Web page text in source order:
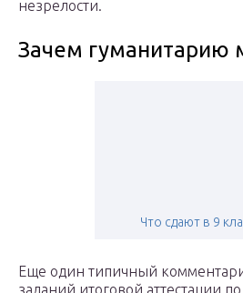
незрелости.
Зачем гуманитарию
Что сдают в 9
Еще один типичный
заданий итоговой аттестации